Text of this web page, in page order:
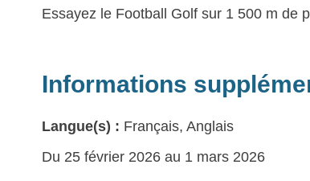
Essayez le Football Golf sur 1 500 m de
Informations
Langue(s) : Français, Anglais
Du 25 février 2026 au 1 mars 2026